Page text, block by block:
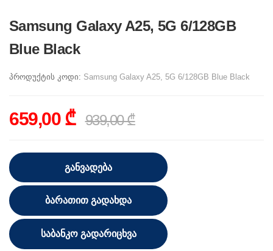
Samsung Galaxy A25, 5G 6/128GB
Blue Black
პროდუქტის კოდი: Samsung Galaxy A25, 5G 6/128GB Blue Black
659,00 ₾ 939,00 ₾
ᲒᲐᲜᲕᲐᲓᲔᲑᲐ
ᲑᲐᲠᲐᲗᲘᲗ ᲒᲐᲓᲐᲮᲓᲐ
ᲡᲐᲑᲐᲜᲙᲝ ᲒᲐᲓᲐᲠᲘᲪᲮᲕᲐ